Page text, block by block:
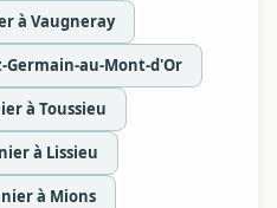
à Vaugneray
Germain-au-Mont-d'Or
à Toussieu
à Lissieu
à Mions